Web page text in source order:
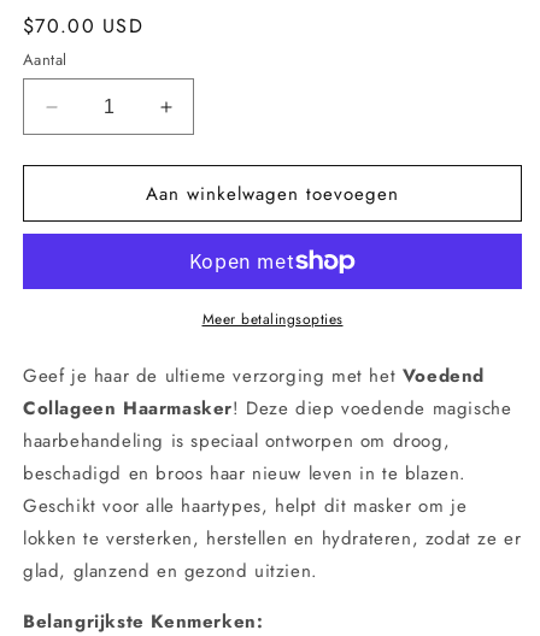
Normale
prijs
$70.00 USD
Aantal
Aantal
verlagen
voor
Collageen
Intensieve
Herstelbehandeling
Droog
&amp;
Beschadigd
Haar
(500ml)
Aantal
verhogen
voor
Voedend
Collageen
Intensieve
Herstelbehandeling
Droog
&amp;
Beschadigd
Haar
(500ml)
Aan winkelwagen toevoegen
Meer betalingsopties
Geef je haar de ultieme verzorging met het Voedend
Collageen Haarmasker! Deze diep voedende magische
haarbehandeling is speciaal ontworpen om droog,
beschadigd en broos haar nieuw leven in te blazen.
Geschikt voor alle haartypes, helpt dit masker om je
lokken te versterken, herstellen en hydrateren, zodat ze er
glad, glanzend en gezond uitzien.
Belangrijkste Kenmerken: